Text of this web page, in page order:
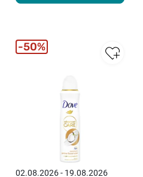
02.08.2026 - 19.08.2026
50%